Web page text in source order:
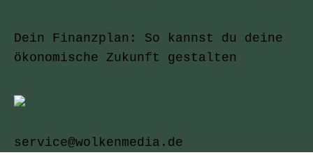
Dein Finanzplan: So kannst du deine
ökonomische Zukunft gestalten
service@wolkenmedia.de